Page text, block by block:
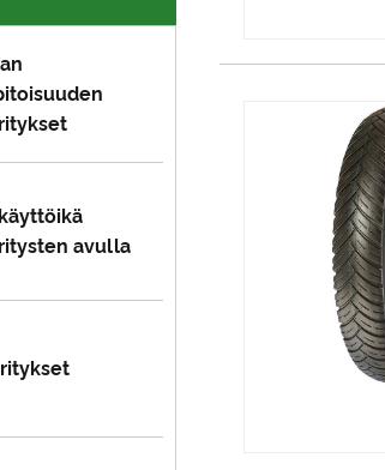
avulla